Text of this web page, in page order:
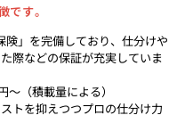
です。
険」を完備しており、仕分けや
際などの保証が充実していま
（積載量による）
トを抑えつつプロの仕分け力